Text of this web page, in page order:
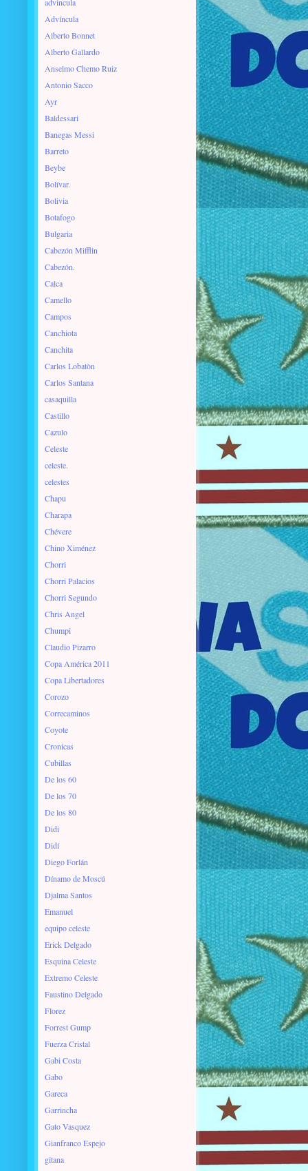
Advíncula
Alberto Bonnet
Alberto Gallardo
Anselmo Chemo Ruiz
Antonio Sacco
Ayr
Baldessari
Banegas Messi
Barreto
Beybe
Bolívar.
Bolivia
Botafogo
Bulgaria
Cabezón Mifflin
Cabezón.
Calca
Camello
Campos
Canchiota
Canchita
Carlos Lobatòn
Carlos Santana
casaquilla
Castillo
Cazulo
Celeste
celeste.
celestes
Chapu
Charapa
Chévere
Chino Ximénez
Chorri
Chorri Palacios
Chorri Segundo
Chris Angel
Chumpi
Claudio Pizarro
Copa América 2011
Copa Libertadores
Corozo
Correcaminos
Coyote
Cronicas
Cubillas
De los 60
De los 70
De los 80
Didi
Didí
Diego Forlán
Dínamo de Moscú
Djalma Santos
Emanuel
equipo celeste
Erick Delgado
Esquina Celeste
Extremo Celeste
Faustino Delgado
Florez
Forrest Gump
Fuerza Cristal
Gabi Costa
Gabo
Gareca
Garrincha
Gato Vasquez
Gianfranco Espejo
gitana